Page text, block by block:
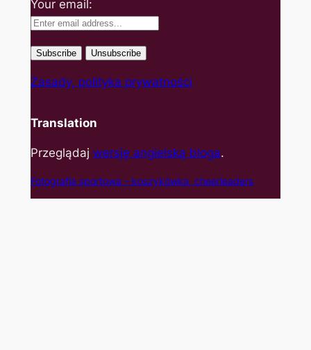
Your email:
Zasady, polityka prywatności
Translation
Przeglądaj wersję angielską bloga.
Fotografia sportowa – koszykówka, cheerleaders